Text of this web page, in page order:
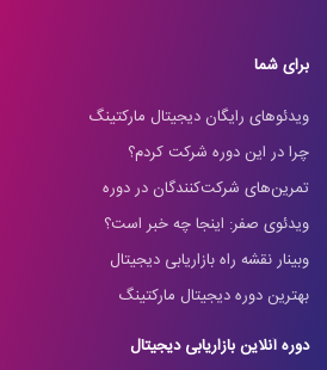
برای شما
ویدئوهای رایگان دیجیتال مارکتینگ
چرا در این دوره شرکت کردم؟
تمرین‌های شرکت‌کنندگان در دوره
ویدئوی صفر: اینجا چه خبر است؟
وبینار نقشه راه بازاریابی دیجیتال
بهترین دوره دیجیتال مارکتینگ
دوره آنلاین بازاریابی دیجیتال